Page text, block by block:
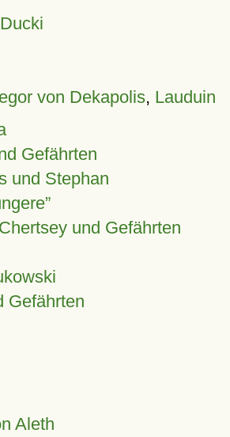
von Dekapolis, Lauduin
Gefährten
und Stephan
und Gefährten
Gefährten
Aleth